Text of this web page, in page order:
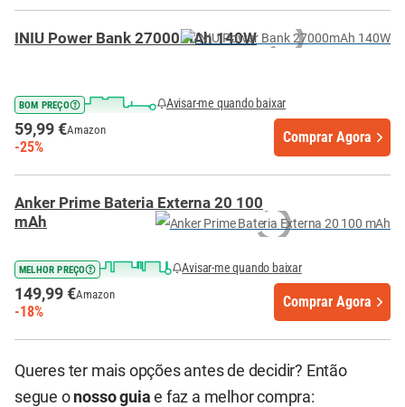
INIU Power Bank 27000mAh 140W
BOM PREÇO Avisar-me quando baixar
59,99 €Amazon
-25%
Comprar Agora
Anker Prime Bateria Externa 20 100
mAh
MELHOR PREÇO Avisar-me quando baixar
149,99 €Amazon
-18%
Comprar Agora
Queres ter mais opções antes de decidir? Então
segue o nosso guiae faz a melhor compra: